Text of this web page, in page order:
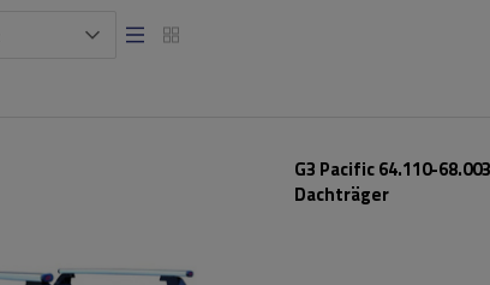
G3 Pacific 64.110-
Dachträger